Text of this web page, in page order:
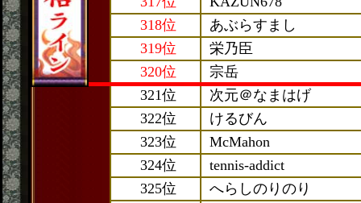
318位
あぶらすまし
319位
栄乃臣
320位
宗岳
321位
次元＠なまはげ
322位
けるびん
323位
McMahon
324位
tennis-addict
325位
へらしのりのり